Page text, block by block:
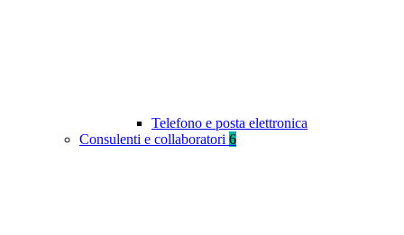
Telefono e posta elettronica
Consulenti e collaboratori 6